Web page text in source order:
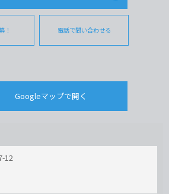
！ 電話で問い合わせる
Googleマップで開く
12